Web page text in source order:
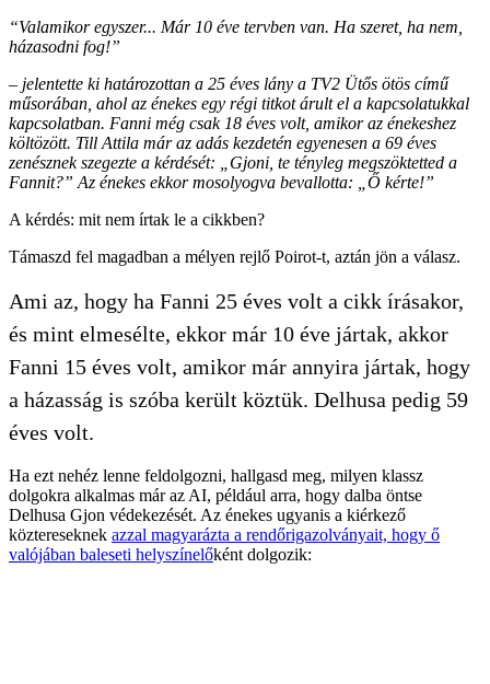
“Valamikor egyszer... Már 10 éve tervben van. Ha szeret, ha nem,
házasodni fog!”
– jelentette ki határozottan a 25 éves lány a TV2 Ütős ötös című
műsorában, ahol az énekes egy régi titkot árult el a kapcsolatukkal
kapcsolatban. Fanni még csak 18 éves volt, amikor az énekeshez
költözött. Till Attila már az adás kezdetén egyenesen a 69 éves
zenésznek szegezte a kérdését: „Gjoni, te tényleg megszöktetted a
Fannit?” Az énekes ekkor mosolyogva bevallotta: „Ő kérte!”
A kérdés: mit nem írtak le a cikkben?
Támaszd fel magadban a mélyen rejlő Poirot-t, aztán jön a válasz.
Ami az, hogy ha Fanni 25 éves volt a cikk írásakor,
és mint elmesélte, ekkor már 10 éve jártak, akkor
Fanni 15 éves volt, amikor már annyira jártak, hogy
a házasság is szóba került köztük. Delhusa pedig 59
éves volt.
Ha ezt nehéz lenne feldolgozni, hallgasd meg, milyen klassz
dolgokra alkalmas már az AI, például arra, hogy dalba öntse
Delhusa Gjon védekezését. Az énekes ugyanis a kiérkező
köztereseknek azzal magyarázta a rendőrigazolványait, hogy ő
valójában baleseti helyszínelőként dolgozik: